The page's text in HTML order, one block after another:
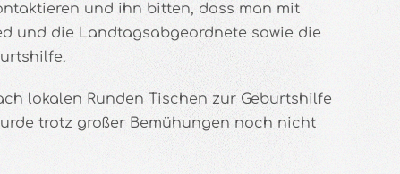
und ihn bitten, dass man mit
und die Landtagsabgeordnete sowie die
lokalen Runden Tischen zur Geburtshilfe
trotz großer Bemühungen noch nicht